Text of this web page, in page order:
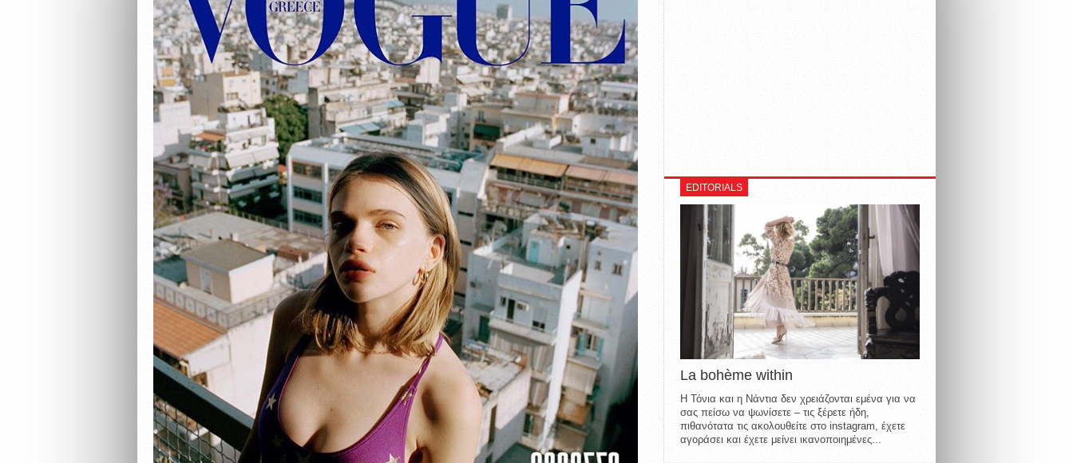
EDITORIALS
La bohème within
Η Τόνια και η Νάντια δεν χρειάζονται εμένα για να
σας πείσω να ψωνίσετε – τις ξέρετε ήδη,
πιθανότατα τις ακολουθείτε στο instagram, έχετε
αγοράσει και έχετε μείνει ικανοποιημένες...